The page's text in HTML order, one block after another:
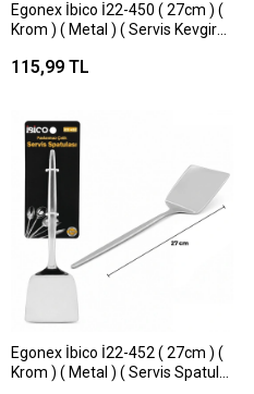
Egonex İbico İ22-450 ( 27cm ) (
Krom ) ( Metal ) ( Servis Kevgir
115,99 TL
Egonex İbico İ22-452 ( 27cm ) (
Krom ) ( Metal ) ( Servis Spatula